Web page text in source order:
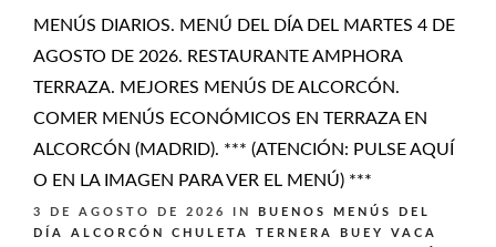
MENÚS DIARIOS. MENÚ DEL DÍA DEL MARTES 4 DE
AGOSTO DE 2026. RESTAURANTE AMPHORA
TERRAZA. MEJORES MENÚS DE ALCORCÓN.
COMER MENÚS ECONÓMICOS EN TERRAZA EN
ALCORCÓN (MADRID). *** (ATENCIÓN: PULSE AQUÍ
O EN LA IMAGEN PARA VER EL MENÚ) ***
3 DE AGOSTO DE 2026 IN
BUENOS MENÚS DEL
DÍA ALCORCÓN
CHULETA TERNERA BUEY VACA